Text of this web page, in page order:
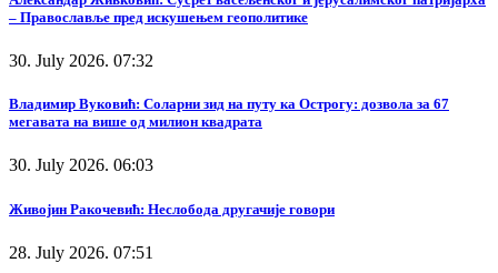
– Православље пред искушењем геополитике
30. July 2026. 07:32
Владимир Вуковић: Соларни зид на путу ка Острогу: дозвола за 67
мегавата на више од милион квадрата
30. July 2026. 06:03
Живојин Ракочевић: Неслобода другачије говори
28. July 2026. 07:51